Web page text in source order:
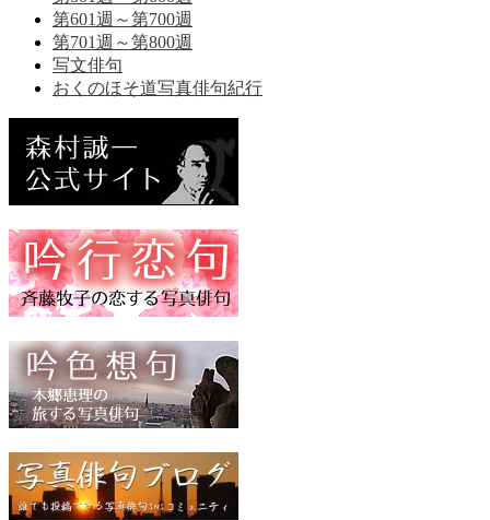
第601週～第700週
第701週～第800週
写文俳句
おくのほそ道写真俳句紀行